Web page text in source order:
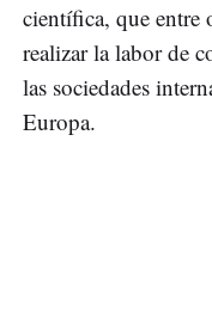
científica, que entre
realizar la labor de
las sociedades
Europa.